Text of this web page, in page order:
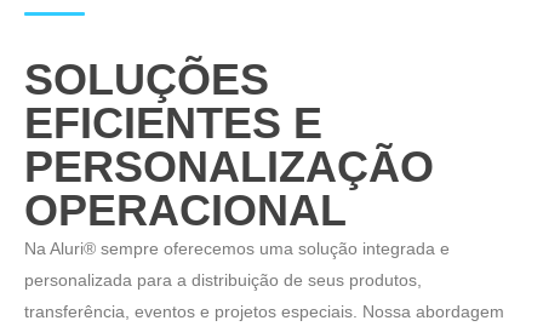
SOLUÇÕES
EFICIENTES E
PERSONALIZAÇÃO
OPERACIONAL
Na Aluri® sempre oferecemos uma solução integrada e
personalizada para a distribuição de seus produtos,
transferência, eventos e projetos especiais. Nossa abordagem